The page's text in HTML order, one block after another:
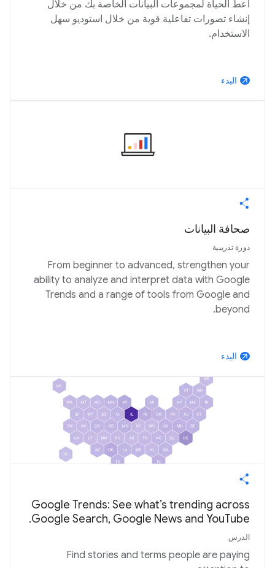
أعط الحياة لمجموعات البيانات الخاصة بك من خلال
إنشاء تصورات تفاعلية قوية من خلال استوديو سهل
الاستخدام.
arrow_outward البدء
صحافة البيانات
دورة تدريبية
From beginner to advanced, strengthen your
ability to analyze and interpret data with Google
Trends and a range of tools from Google and
beyond.
arrow_outward البدء
Google Trends: See what’s trending across
Google Search, Google News and YouTube.
الدرس
Find stories and terms people are paying